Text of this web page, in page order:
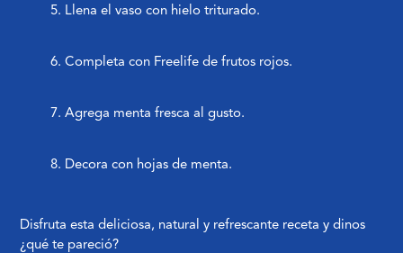
Llena el vaso con hielo triturado.
Completa con Freelife de frutos rojos.
Agrega menta fresca al gusto.
Decora con hojas de menta.
Disfruta esta deliciosa, natural y refrescante receta y dinos
¿qué te pareció?